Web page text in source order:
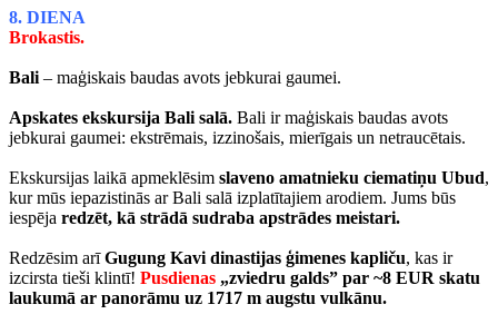
8. DIENA
Brokastis.
Bali– maģiskais baudas avots jebkurai gaumei.
Apskates ekskursija Bali salā. Bali ir maģiskais baudas avots
jebkurai gaumei: ekstrēmais, izzinošais, mierīgais un netraucētais.
Ekskursijas laikā apmeklēsim slaveno amatnieku ciematiņu Ubud,
kur mūs iepazistinās ar Bali salā izplatītajiem arodiem. Jums būs
iespēja redzēt, kā strādā sudraba apstrādes meistari.
Redzēsim arīGugung Kavi dinastijas ģimenes kapliču, kas ir
izcirsta tieši klintī! Pusdienas „zviedru galds” par ~8 EUR skatu
laukumā ar panorāmu uz 1717 m augstu vulkānu.